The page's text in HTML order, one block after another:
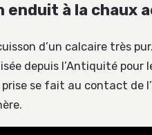
enduit à la chaux
d’un calcaire très
depuis l’Antiquité pour
se fait au contact de